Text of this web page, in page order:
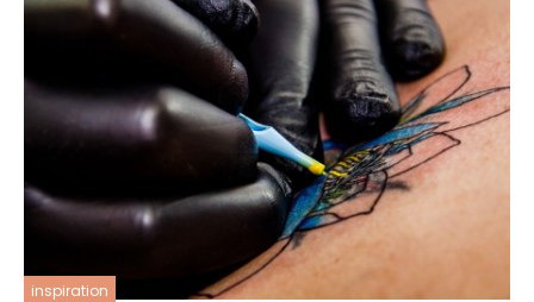
inspiration